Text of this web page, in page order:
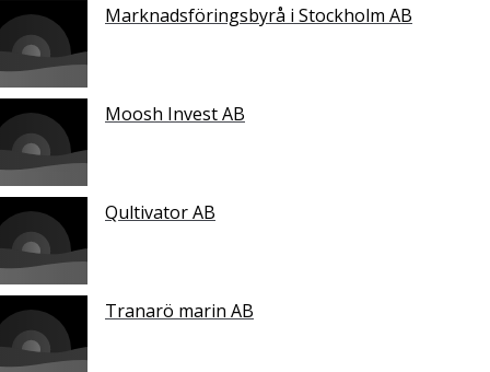
Marknadsföringsbyrå i Stockholm AB
Moosh Invest AB
Qultivator AB
Tranarö marin AB